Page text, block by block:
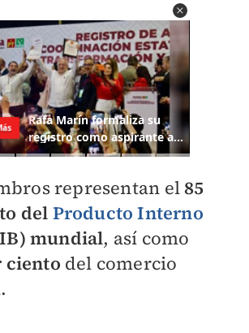
representan el 85
del Producto Interno
mundial, así como
ciento del comercio